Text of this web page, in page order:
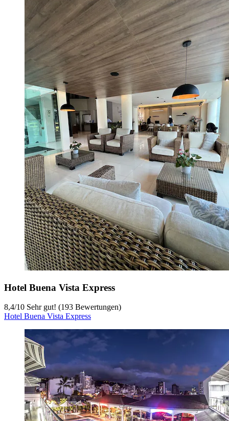
Hotel Buena Vista Express
8,4/10 Sehr gut! (193 Bewertungen)
Hotel Buena Vista Express